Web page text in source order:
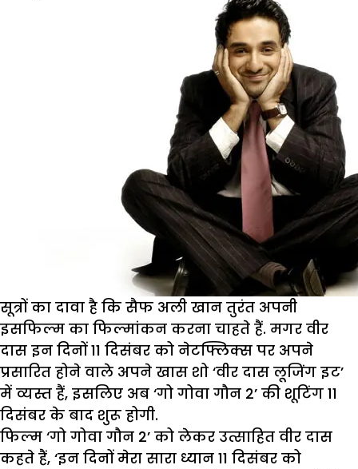
सूत्रों का दावा है कि सैफ अली खान तुरंत अपनी
इसफिल्म का फिल्मांकन करना चाहते हैं. मगर वीर
दास इन दिनों 11 दिसंबर को नेटफ्लिक्स पर अपने
प्रसारित होने वाले अपने खास शो ‘वीर दास लूजिंग इट’
में व्यस्त हैं, इसलिए अब ‘गो गोवा गौन 2’ की शूटिंग 11
दिसंबर के बाद शुरू होगी.
फिल्म ‘गो गोवा गौन 2’ को लेकर उत्साहित वीर दास
कहते हैं, ‘इन दिनों मेरा सारा ध्यान 11 दिसंबर को